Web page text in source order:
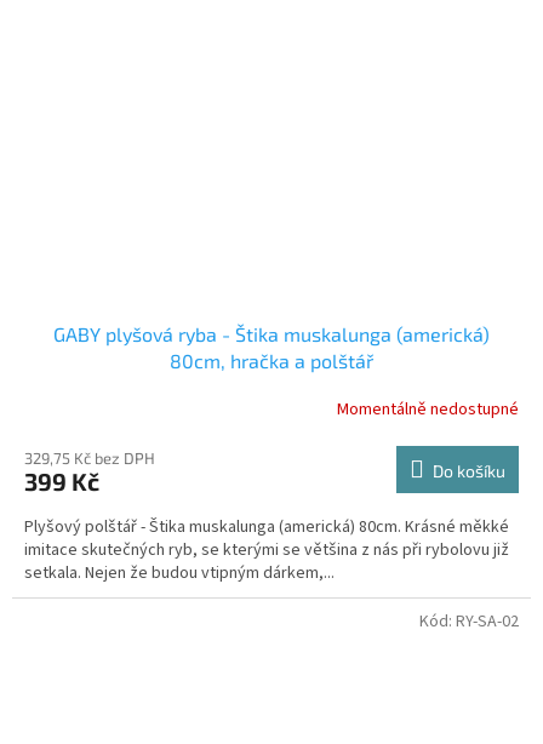
GABY plyšová ryba - Štika muskalunga (americká)
80cm, hračka a polštář
Momentálně nedostupné
329,75 Kč bez DPH
399 Kč Do košíku
Plyšový polštář - Štika muskalunga (americká) 80cm. Krásné měkké
imitace skutečných ryb, se kterými se většina z nás při rybolovu již
setkala. Nejen že budou vtipným dárkem,...
Kód: RY-SA-02